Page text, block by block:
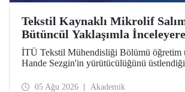
Tekstil Kaynaklı Mikrolif
Bütüncül Yaklaşımla
Azaltım Stratejileri
TÜBİTAK Desteği
İTÜ Tekstil Mühendisliği Bölümü öğretim
Hande Sezgin'in yürütücülüğünü
Koşullarına Bağlı Mikrolif Salımı:
05 Ağu 2026 Akademik